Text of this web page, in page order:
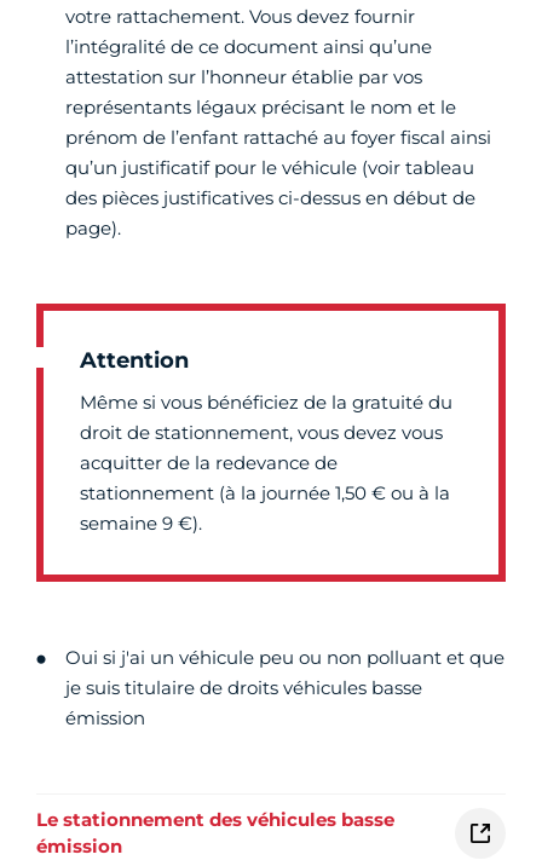
votre rattachement. Vous devez fournir
l’intégralité de ce document ainsi qu’une
attestation sur l’honneur établie par vos
représentants légaux précisant le nom et le
prénom de l’enfant rattaché au foyer fiscal ainsi
qu’un justificatif pour le véhicule (voir tableau
des pièces justificatives ci-dessus en début de
page).
Attention
Même si vous bénéficiez de la gratuité du
droit de stationnement, vous devez vous
acquitter de la redevance de
stationnement (à la journée 1,50 € ou à la
semaine 9 €).
Oui si j'ai un véhicule peu ou non polluant et que
je suis titulaire de droits véhicules basse
émission
Le stationnement des véhicules basse
émission